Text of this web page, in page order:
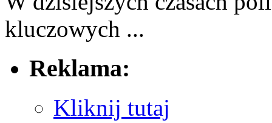
kluczowych ...
Reklama:
Kliknij tutaj